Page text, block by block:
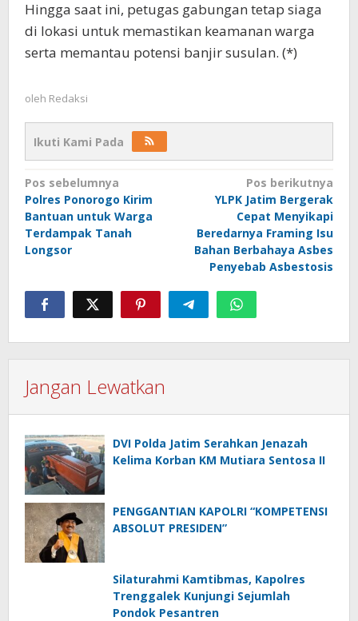
Hingga saat ini, petugas gabungan tetap siaga
di lokasi untuk memastikan keamanan warga
serta memantau potensi banjir susulan. (*)
oleh Redaksi
Ikuti Kami Pada
Navigasi
pos
Pos sebelumnya
Polres Ponorogo Kirim
Bantuan untuk Warga
Terdampak Tanah
Longsor
Pos berikutnya
YLPK Jatim Bergerak
Cepat Menyikapi
Beredarnya Framing Isu
Bahan Berbahaya Asbes
Penyebab Asbestosis
Jangan Lewatkan
DVI Polda Jatim Serahkan Jenazah
Kelima Korban KM Mutiara Sentosa II
PENGGANTIAN KAPOLRI “KOMPETENSI
ABSOLUT PRESIDEN”
Silaturahmi Kamtibmas, Kapolres
Trenggalek Kunjungi Sejumlah
Pondok Pesantren